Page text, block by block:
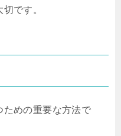
です。
ための重要な方法で